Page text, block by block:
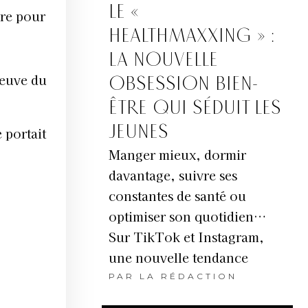
pour
du
portait
LE «
HEALTHMAXXING » :
LA NOUVELLE
OBSESSION BIEN-
ÊTRE QUI SÉDUIT LES
JEUNES
Manger mieux, dormir
davantage, suivre ses
constantes de santé ou
optimiser son quotidien…
Sur TikTok et Instagram,
une nouvelle tendance
PAR LA RÉDACTION